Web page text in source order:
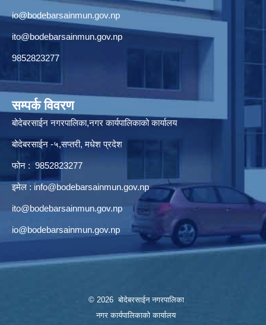
io@bodebarsainmun.gov.np
ito@bodebarsainmun.gov.np
9852823277
सम्पर्क विवरण
बोदेबरसाईन नगरपालिका,नगर कार्यपालिकाको कार्यालय
बोदेबरसाईन -५,सप्तरी, मधेश प्रदेश
फोन : 9852823277
इमेल : info@bodebarsainmun.gov.np
ito@bodebarsainmun.gov.np
io@bodebarsainmun.gov.np
© 2026 बोदेबरसाईन नगरपालिका
नगर कार्यपालिकाको कार्यालय